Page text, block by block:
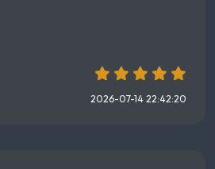
2026-07-14 22:42:20